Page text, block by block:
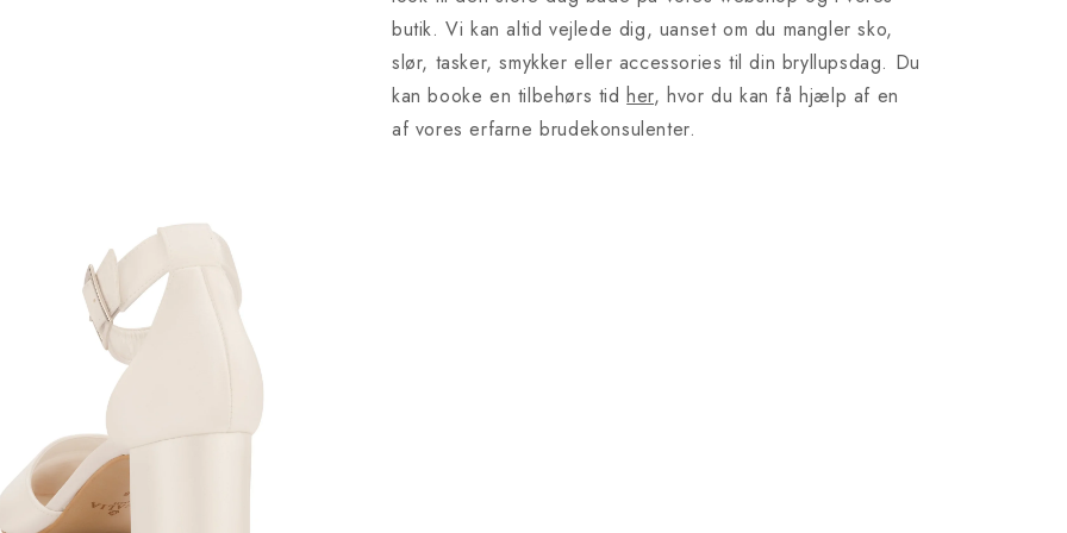
butik. Vi kan altid vejlede dig, uanset om du mangler sko,
slør, tasker, smykker eller accessories til din bryllupsdag. Du
kan booke en tilbehørs tidher, hvor du kan få hjælp af en
af vores erfarne brudekonsulenter.